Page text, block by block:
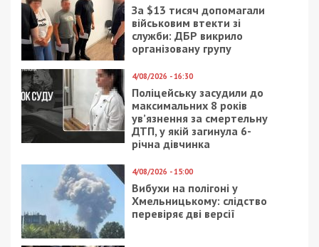
За $13 тисяч допомагали
військовим втекти зі
служби: ДБР викрило
організовану групу
4/08/2026 - 16:30
Поліцейську засудили до
максимальних 8 років
ув’язнення за смертельну
ДТП, у якій загинула 6-
річна дівчинка
4/08/2026 - 15:00
Вибухи на полігоні у
Хмельницькому: слідство
перевіряє дві версії